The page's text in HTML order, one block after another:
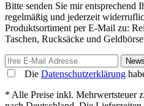
Bitte senden Sie mir entsprechend
regelmäßig und jederzeit
Produktsortiment per E-Mail zu:
Taschen, Rucksäcke und
Die Datenschutzerklärung
* Alle Preise inkl. Mehrwertsteuer